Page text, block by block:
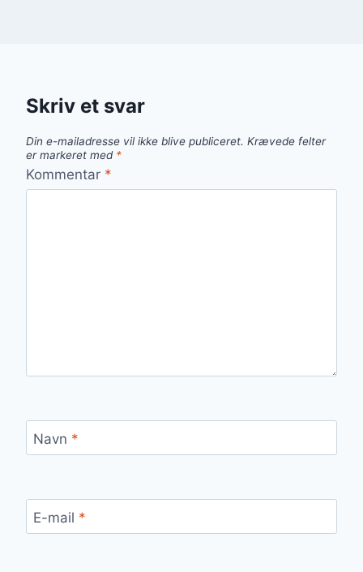
Skriv et svar
Din e-mailadresse vil ikke blive publiceret. Krævede felter
er markeret med *
Kommentar *
Navn *
E-mail *